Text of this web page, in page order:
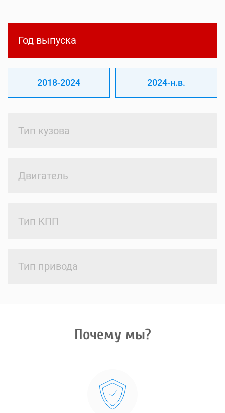
Год выпуска
2018-2024 2024-н.в.
Тип кузова
Двигатель
Тип КПП
Тип привода
Почему мы?